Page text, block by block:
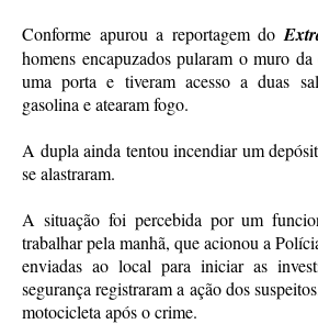
Conforme apurou a reportagem do
homens encapuzados pularam o muro da
uma porta e tiveram acesso a duas
gasolina e atearam fogo.
A dupla ainda tentou incendiar um
se alastraram.
A situação foi percebida por um
trabalhar pela manhã, que acionou a
enviadas ao local para iniciar as
segurança registraram a ação dos
motocicleta após o crime.